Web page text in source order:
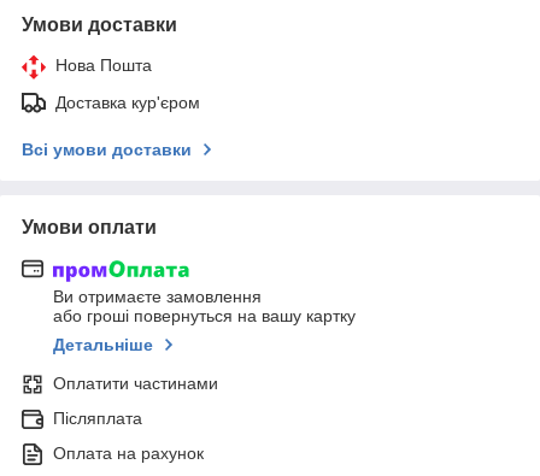
Умови доставки
Нова Пошта
Доставка кур'єром
Всі умови доставки
Умови оплати
Ви отримаєте замовлення
або гроші повернуться на вашу картку
Детальніше
Оплатити частинами
Післяплата
Оплата на рахунок